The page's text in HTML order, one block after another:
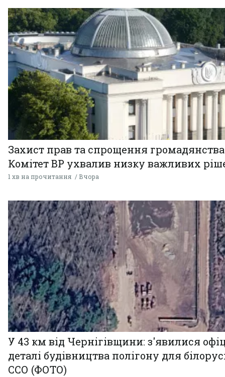
Захист прав та спрощення
Комітет ВР ухвалив низку важливих
1 хв на прочитання Вчора
У 43 км від Чернігівщини: з'явилися
деталі будівництва полігону для
ССО (ФОТО)